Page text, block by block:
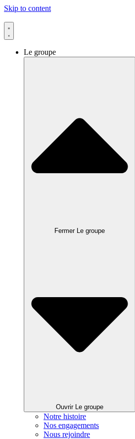
Skip to content
Le groupe
Fermer Le groupe
Ouvrir Le groupe
Notre histoire
Nos engagements
Nous rejoindre